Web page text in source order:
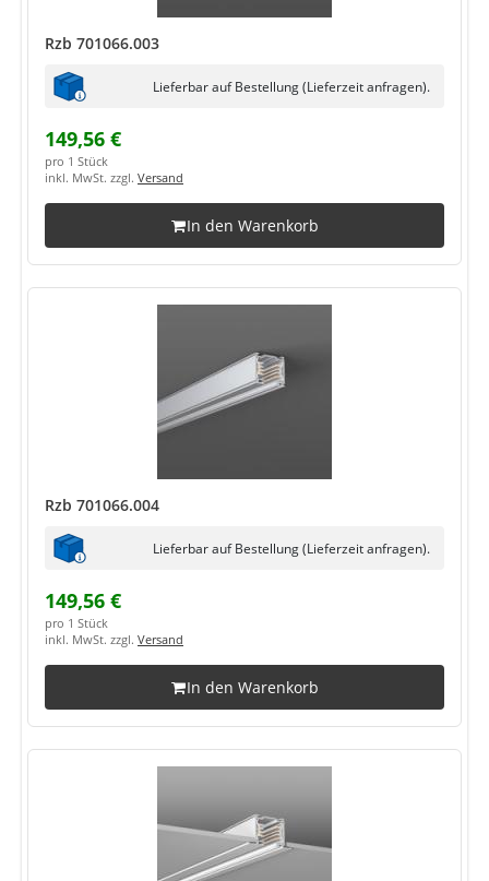
Rzb 701066.003
Lieferbar auf Bestellung (Lieferzeit anfragen).
149,56 €
pro 1 Stück
inkl. MwSt. zzgl. Versand
In den Warenkorb
Rzb 701066.004
Lieferbar auf Bestellung (Lieferzeit anfragen).
149,56 €
pro 1 Stück
inkl. MwSt. zzgl. Versand
In den Warenkorb